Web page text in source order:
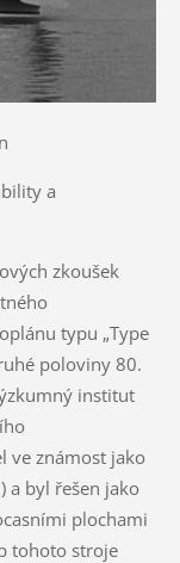
a
zkoušek
typu „Type
poloviny 80.
institut
ve známost jako
a byl řešen jako
plochami
tohoto stroje